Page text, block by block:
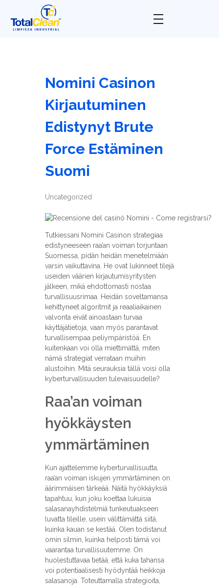
Nomini Casinon
Kirjautuminen
Edistynyt Brute
Force Estäminen
Suomi
Uncategorized
Tutkiessani Nomini Casinon strategiaa
edistyneeseen raa’an voiman torjuntaan
Suomessa, pidän heidän menetelmiään
varsin vaikuttavina. He ovat lukinneet tilejä
useiden väärien kirjautumisyritysten
jälkeen, mikä ehdottomasti nostaa
turvallisuusrimaa. Heidän soveltamansa
kehittyneet algoritmit ja reaaliaikainen
valvonta eivät ainoastaan turvaa
käyttäjätietoja, vaan myös parantavat
turvallisempaa peliympäristöä. En
kuitenkaan voi olla miettimättä, miten
nämä strategiat verrataan muihin
alustoihin. Mitä seurauksia tällä voisi olla
kyberturvallisuuden tulevaisuudelle?
Raa’an voiman
hyökkäysten
ymmärtäminen
Kun ajattelemme kyberturvallisuutta,
raa’an voiman iskujen ymmärtäminen on
äärimmäisen tärkeää. Näitä hyökkäyksiä
tapahtuu, kun joku koettaa lukuisia
salasanayhdistelmiä tunkeutuakseen
luvatta tileille, usein välittämättä siitä,
kuinka kauan se kestää. Olen todistanut
omin silmin, kuinka helposti tämä voi
vaarantaa turvallisuutemme. On
huolestuttavaa tietää, että kuka tahansa
voi potentiaalisesti hyödyntää heikkoja
salasanoja. Toteuttamalla strategioita,